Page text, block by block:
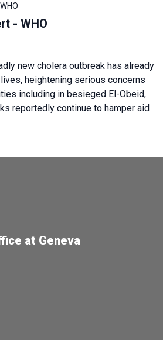
- WHO
new cholera outbreak has already
heightening serious concerns
including in besieged El-Obeid,
reportedly continue to hamper aid
at Geneva